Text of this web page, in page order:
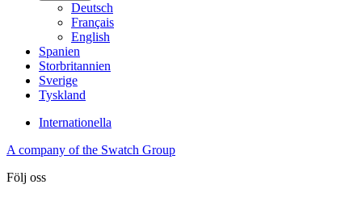
Deutsch
Français
English
Spanien
Storbritannien
Sverige
Tyskland
Internationella
A company of the Swatch Group
Följ oss